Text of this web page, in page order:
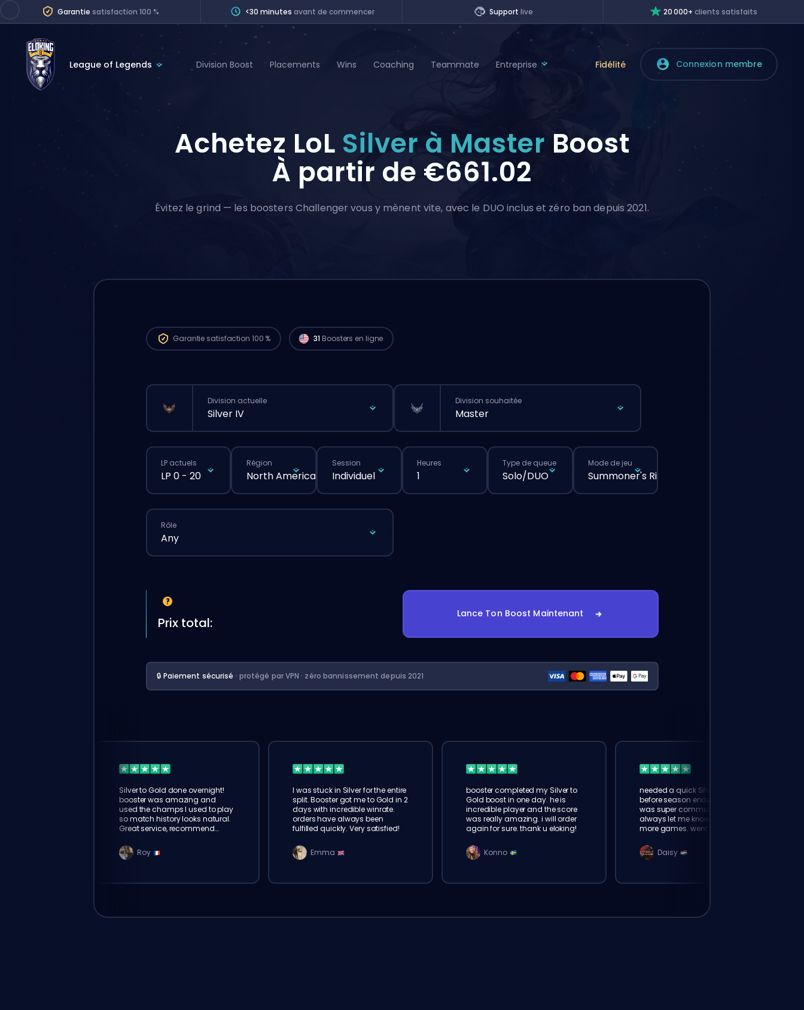
Garantie satisfaction 100 % <30 minutes avant de commencer Support live 20 000+clients satisfaits
League of Legends
Division Boost
Division Boost Placements Wins Coaching Teammate Entreprise Fidélité Connexion membre
Achetez LoL Silver à Master Boost
À partir de €661.02
Évitez le grind — les boosters Challenger vous y mènent vite, avec le DUO inclus et zéro ban depuis 2021.
Garantie satisfaction 100 % 31 Boosters en ligne
Division actuelle
Silver IV
Division souhaitée
Master
LP actuels
LP 0 - 20
Région
North America
Session
Individuel
Heures
1
Type de queue
Solo/DUO
Mode de jeu
Summoner's Rift
Rôle
Any
Prix total:
Lance Ton Boost Maintenant
🔒 Paiement sécurisé · protégé par VPN · zéro bannissement depuis 2021
Silver to Gold done overnight!
booster was amazing and
used the champs I used to play
so match history looks natural.
Great service, recommend
Roy
I was stuck in Silver for the entire
split. Booster got me to Gold in 2
days with incredible winrate.
orders have always been
fulfilled quickly. Very satisfied!
Emma
booster completed my Silver to
Gold boost in one day. he is
incredible player and the score
was really amazing. i will order
again for sure. thank u eloking!
Konno
needed a quick Silver boost
before season ended. booster
was super communicative,
always let me know how many
more games. went from Silver 2
Daisy